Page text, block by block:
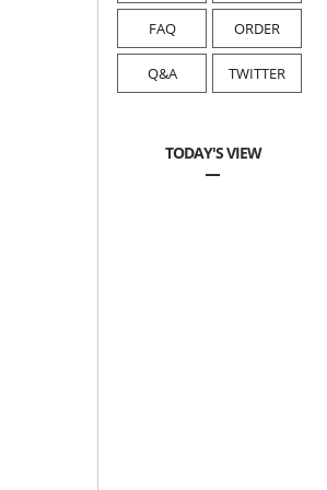
FAQ ORDER
Q&A TWITTER
TODAY'S VIEW